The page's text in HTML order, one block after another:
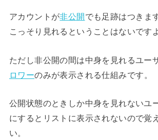
アカウントが非公開 でも足跡はつきま
こっそり見れるということはないですよ
ただし非公開の間は中身を見れるユー
ロワーのみが表示される仕組みです。
公開状態のときしか中身を見れないユ
にするとリストに表示されないので覚
い。